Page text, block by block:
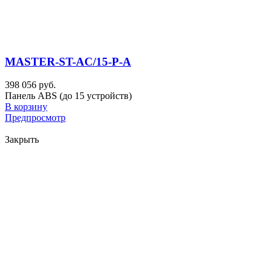
MASTER-ST-AC/15-P-A
398 056 руб.
Панель ABS (до 15 устройств)
В корзину
Предпросмотр
Закрыть